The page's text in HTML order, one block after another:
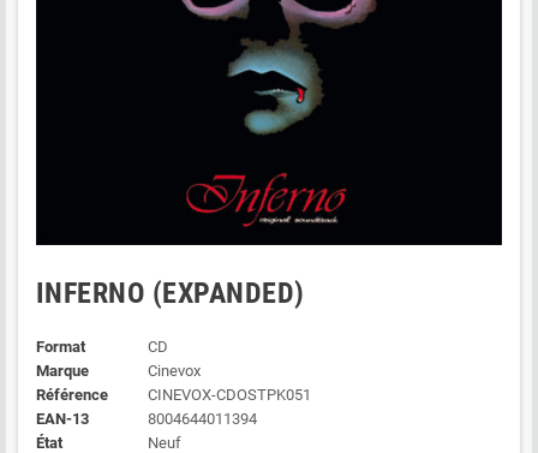
INFERNO (EXPANDED)
Format
CD
Marque
Cinevox
Référence
CINEVOX-CDOSTPK051
EAN-13
8004644011394
État
Neuf